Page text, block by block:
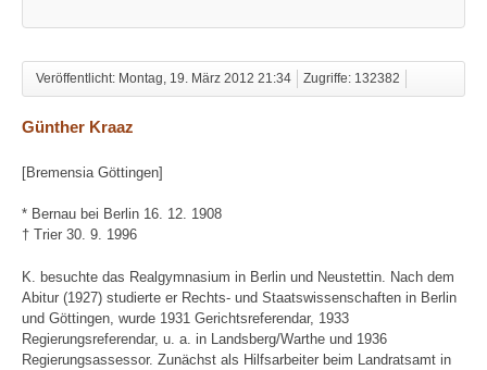
Veröffentlicht: Montag, 19. März 2012 21:34 Zugriffe: 132382
Günther Kraaz
[Bremensia Göttingen]
* Bernau bei Berlin 16. 12. 1908
† Trier 30. 9. 1996
K. besuchte das Realgymnasium in Berlin und Neustettin. Nach dem
Abitur (1927) studierte er Rechts- und Staatswissenschaften in Berlin
und Göttingen, wurde 1931 Gerichtsreferendar, 1933
Regierungsreferendar, u. a. in Landsberg/Warthe und 1936
Regierungsassessor. Zunächst als Hilfsarbeiter beim Landratsamt in